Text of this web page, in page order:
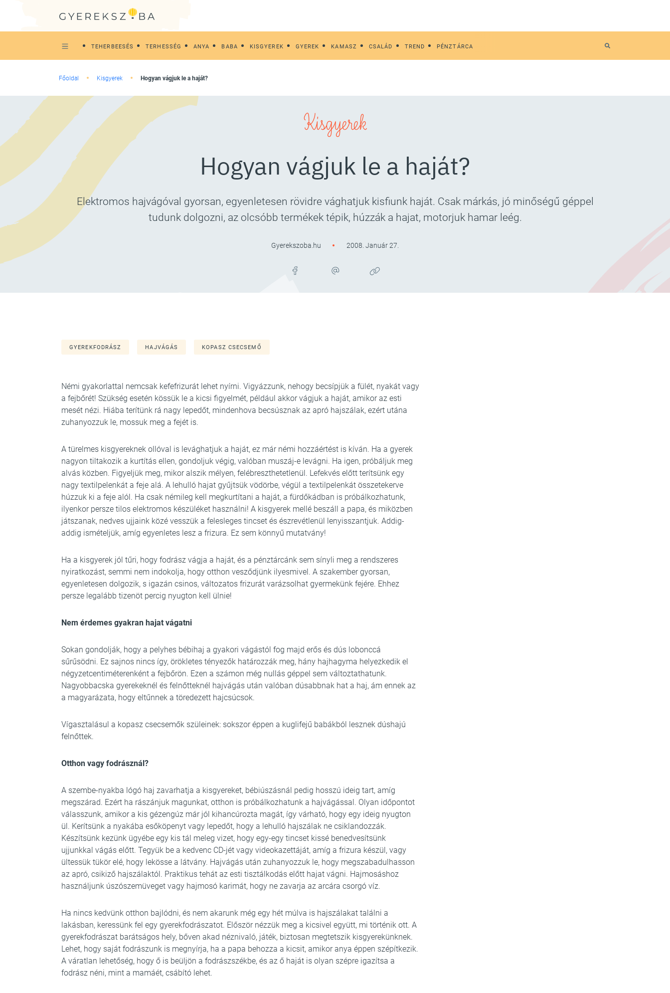
TEHERBEESÉS TERHESSÉG ANYA BABA KISGYEREK GYEREK KAMASZ CSALÁD TREND PÉNZTÁRCA
Főoldal Kisgyerek Hogyan vágjuk le a haját?
Kisgyerek
Hogyan vágjuk le a haját?
Elektromos hajvágóval gyorsan, egyenletesen rövidre vághatjuk kisfiunk haját. Csak márkás, jó minőségű géppel
tudunk dolgozni, az olcsóbb termékek tépik, húzzák a hajat, motorjuk hamar leég.
Gyerekszoba.hu 2008. Január 27.
GYEREKFODRÁSZ HAJVÁGÁS KOPASZ CSECSEMŐ
Némi gyakorlattal nemcsak kefefrizurát lehet nyírni. Vigyázzunk, nehogy becsípjük a fülét, nyakát vagy
a fejbőrét! Szükség esetén kössük le a kicsi figyelmét, például akkor vágjuk a haját, amikor az esti
mesét nézi. Hiába terítünk rá nagy lepedőt, mindenhova becsúsznak az apró hajszálak, ezért utána
zuhanyozzuk le, mossuk meg a fejét is.
A türelmes kisgyereknek ollóval is levághatjuk a haját, ez már némi hozzáértést is kíván. Ha a gyerek
nagyon tiltakozik a kurtítás ellen, gondoljuk végig, valóban muszáj-e levágni. Ha igen, próbáljuk meg
alvás közben. Figyeljük meg, mikor alszik mélyen, felébreszthetetlenül. Lefekvés előtt terítsünk egy
nagy textilpelenkát a feje alá. A lehulló hajat gyűjtsük vödörbe, végül a textilpelenkát összetekerve
húzzuk ki a feje alól. Ha csak némileg kell megkurtítani a haját, a fürdőkádban is próbálkozhatunk,
ilyenkor persze tilos elektromos készüléket használni! A kisgyerek mellé beszáll a papa, és miközben
játszanak, nedves ujjaink közé vesszük a felesleges tincset és észrevétlenül lenyisszantjuk. Addig-
addig ismételjük, amíg egyenletes lesz a frizura. Ez sem könnyű mutatvány!
Ha a kisgyerek jól tűri, hogy fodrász vágja a haját, és a pénztárcánk sem sínyli meg a rendszeres
nyiratkozást, semmi nem indokolja, hogy otthon vesződjünk ilyesmivel. A szakember gyorsan,
egyenletesen dolgozik, s igazán csinos, változatos frizurát varázsolhat gyermekünk fejére. Ehhez
persze legalább tizenöt percig nyugton kell ülnie!
Nem érdemes gyakran hajat vágatni
Sokan gondolják, hogy a pelyhes bébihaj a gyakori vágástól fog majd erős és dús lobonccá
sűrűsödni. Ez sajnos nincs így, örökletes tényezők határozzák meg, hány hajhagyma helyezkedik el
négyzetcentiméterenként a fejbőrön. Ezen a számon még nullás géppel sem változtathatunk.
Nagyobbacska gyerekeknél és felnőtteknél hajvágás után valóban dúsabbnak hat a haj, ám ennek az
a magyarázata, hogy eltűnnek a töredezett hajcsúcsok.
Vígasztalásul a kopasz csecsemők szüleinek: sokszor éppen a kuglifejű babákból lesznek dúshajú
felnőttek.
Otthon vagy fodrásznál?
A szembe-nyakba lógó haj zavarhatja a kisgyereket, bébiúszásnál pedig hosszú ideig tart, amíg
megszárad. Ezért ha rászánjuk magunkat, otthon is próbálkozhatunk a hajvágással. Olyan időpontot
válasszunk, amikor a kis gézengúz már jól kihancúrozta magát, így várható, hogy egy ideig nyugton
ül. Kerítsünk a nyakába esőköpenyt vagy lepedőt, hogy a lehulló hajszálak ne csiklandozzák.
Készítsünk kezünk ügyébe egy kis tál meleg vizet, hogy egy-egy tincset kissé benedvesítsünk
ujjunkkal vágás előtt. Tegyük be a kedvenc CD-jét vagy videokazettáját, amíg a frizura készül, vagy
ültessük tükör elé, hogy lekösse a látvány. Hajvágás után zuhanyozzuk le, hogy megszabadulhasson
az apró, csikiző hajszálaktól. Praktikus tehát az esti tisztálkodás előtt hajat vágni. Hajmosáshoz
használjunk úszószemüveget vagy hajmosó karimát, hogy ne zavarja az arcára csorgó víz.
Ha nincs kedvünk otthon bajlódni, és nem akarunk még egy hét múlva is hajszálakat találni a
lakásban, keressünk fel egy gyerekfodrászatot. Először nézzük meg a kicsivel együtt, mi történik ott. A
gyerekfodrászat barátságos hely, bőven akad néznivaló, játék, biztosan megtetszik kisgyerekünknek.
Lehet, hogy saját fodrászunk is megnyírja, ha a papa behozza a kicsit, amikor anya éppen szépítkezik.
A váratlan lehetőség, hogy ő is beüljön a fodrászszékbe, és az ő haját is olyan szépre igazítsa a
fodrász néni, mint a mamáét, csábító lehet.